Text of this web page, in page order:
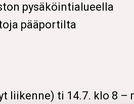
pysäköintialueella
pääportilta
liikenne) ti 14.7. klo 8 –